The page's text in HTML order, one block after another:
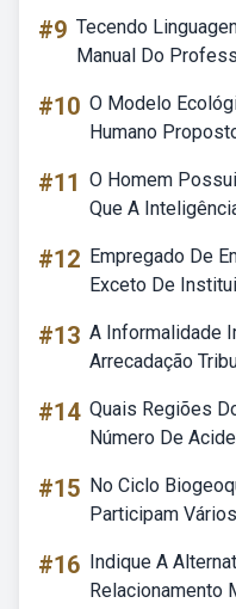
#9 Tecendo
Manual Do
#10 O Modelo
Humano
#11 O Homem
Que A
#12 Empregado De
Exceto De
#13 A Informalidade
Arrecadação
#14 Quais Regiões
Número De
#15 No Ciclo
Participam
#16 Indique A
Relacionamento